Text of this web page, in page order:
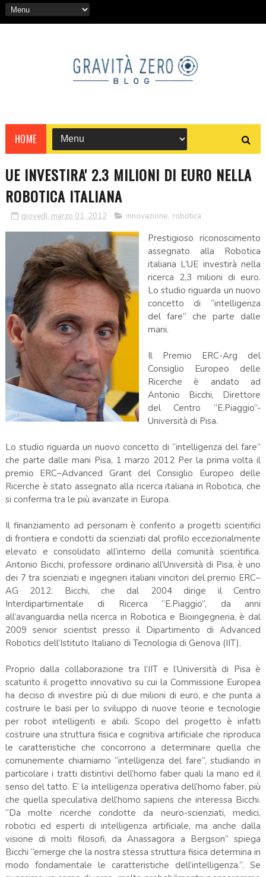
HOME
UE INVESTIRA' 2.3 MILIONI DI EURO NELLA
ROBOTICA ITALIANA
giovedì, marzo 01, 2012 innovazione, robotica
Prestigioso riconoscimento
assegnato alla Robotica
italiana L’UE investirà nella
ricerca 2,3 milioni di euro.
Lo studio riguarda un nuovo
concetto di “intelligenza
del fare” che parte dalle
mani.
Il Premio ERC-Arg del
Consiglio Europeo delle
Ricerche è andato ad
Antonio Bicchi, Direttore
del Centro “E.Piaggio”-
Università di Pisa.
Lo studio riguarda un nuovo concetto di “intelligenza del fare”
che parte dalle mani Pisa, 1 marzo 2012 Per la prima volta il
premio ERC–Advanced Grant del Consiglio Europeo delle
Ricerche è stato assegnato alla ricerca italiana in Robotica, che
si conferma tra le più avanzate in Europa.
Il finanziamento ad personam è conferito a progetti scientifici
di frontiera e condotti da scienziati dal profilo eccezionalmente
elevato e consolidato all’interno della comunità scientifica.
Antonio Bicchi, professore ordinario all’Università di Pisa, è uno
dei 7 tra scienziati e ingegneri italiani vincitori del premio ERC–
AG 2012. Bicchi, che dal 2004 dirige il Centro
Interdipartimentale di Ricerca “E.Piaggio”, da anni
all’avanguardia nella ricerca in Robotica e Bioingegneria, è dal
2009 senior scientist presso il Dipartimento di Advanced
Robotics dell’Istituto Italiano di Tecnologia di Genova (IIT).
Proprio dalla collaborazione tra l’IIT e l’Università di Pisa è
scaturito il progetto innovativo su cui la Commissione Europea
ha deciso di investire più di due milioni di euro, e che punta a
costruire le basi per lo sviluppo di nuove teorie e tecnologie
per robot intelligenti e abili. Scopo del progetto è infatti
costruire una struttura fisica e cognitiva artificiale che riproduca
le caratteristiche che concorrono a determinare quella che
comunemente chiamiamo “intelligenza del fare”, studiando in
particolare i tratti distintivi dell’homo faber quali la mano ed il
senso del tatto. E’ la intelligenza operativa dell’homo faber, più
che quella speculativa dell’homo sapiens che interessa Bicchi.
“Da molte ricerche condotte da neuro-scienziati, medici,
robotici ed esperti di intelligenza artificiale, ma anche dalla
visione di molti filosofi, da Anassagora a Bergson” spiega
Bicchi “emerge che la nostra stessa struttura fisica determina in
modo fondamentale le caratteristiche dell’intelligenza.”. Se